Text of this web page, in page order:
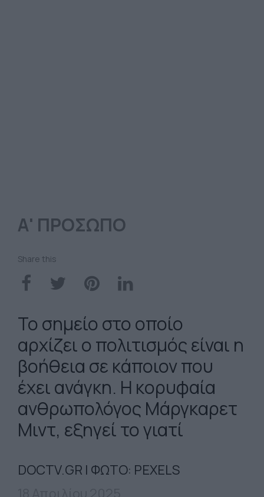
Α' ΠΡΟΣΩΠΟ
Share this
Το σημείο στο οποίο
αρχίζει ο πολιτισμός είναι η
βοήθεια σε κάποιον που
έχει ανάγκη. Η κορυφαία
ανθρωπολόγος Μάργκαρετ
Μιντ, εξηγεί το γιατί
DOCTV.GR | ΦΩΤΟ: PEXELS